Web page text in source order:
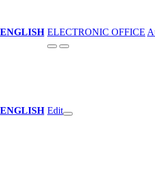
ENGLISH ELECTRONIC OFFICE
ENGLISH Edit